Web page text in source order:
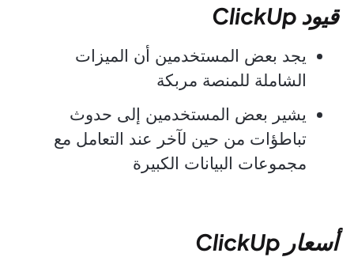
قيود ClickUp
يجد بعض المستخدمين أن الميزات
الشاملة للمنصة مربكة
يشير بعض المستخدمين إلى حدوث
تباطؤات من حين لآخر عند التعامل مع
مجموعات البيانات الكبيرة
أسعار ClickUp